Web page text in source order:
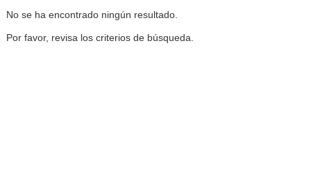
No se ha encontrado ningún resultado.
Por favor, revisa los criterios de búsqueda.